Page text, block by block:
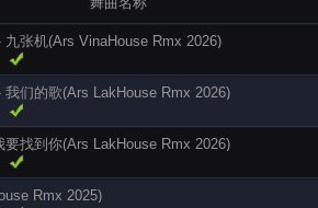
九张机(Ars VinaHouse Rmx 2026)
我们的歌(Ars LakHouse Rmx 2026)
要找到你(Ars LakHouse Rmx 2026)
Rmx 2025)